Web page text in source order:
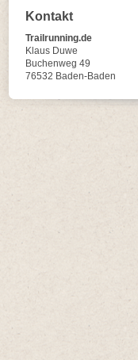
Kontakt
Trailrunning.de
Klaus Duwe
Buchenweg 49
76532 Baden-Baden